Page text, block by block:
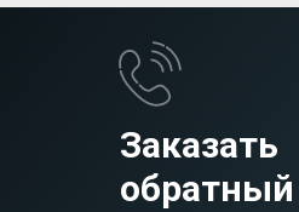
Заказать